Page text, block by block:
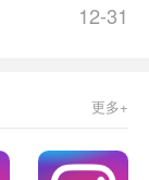
12-31
更多+